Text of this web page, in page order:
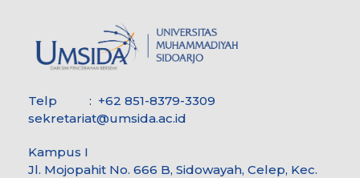
Telp : +62 851-8379-3309
sekretariat@umsida.ac.id
Kampus I
Jl. Mojopahit No. 666 B, Sidowayah, Celep, Kec.